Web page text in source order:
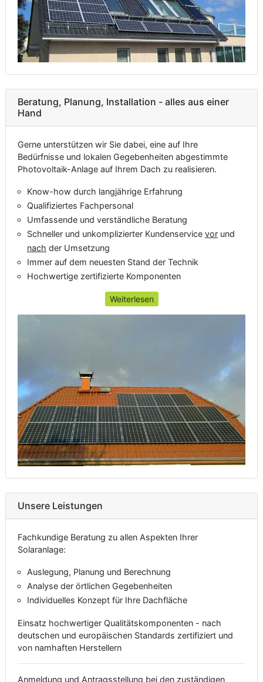
Beratung, Planung, Installation - alles aus einer
Hand
Gerne unterstützen wir Sie dabei, eine auf Ihre
Bedürfnisse und lokalen Gegebenheiten abgestimmte
Photovoltaik-Anlage auf Ihrem Dach zu realisieren.
Know-how durch langjährige Erfahrung
Qualifiziertes Fachpersonal
Umfassende und verständliche Beratung
Schneller und unkomplizierter Kundenservice vorund
nach der Umsetzung
Immer auf dem neuesten Stand der Technik
Hochwertige zertifizierte Komponenten
Weiterlesen
Unsere Leistungen
Fachkundige Beratung zu allen Aspekten Ihrer
Solaranlage:
Auslegung, Planung und Berechnung
Analyse der örtlichen Gegebenheiten
Individuelles Konzept für Ihre Dachfläche
Einsatz hochwertiger Qualitätskomponenten - nach
deutschen und europäischen Standards zertifiziert und
von namhaften Herstellern
Anmeldung und Antragsstellung bei den zuständigen